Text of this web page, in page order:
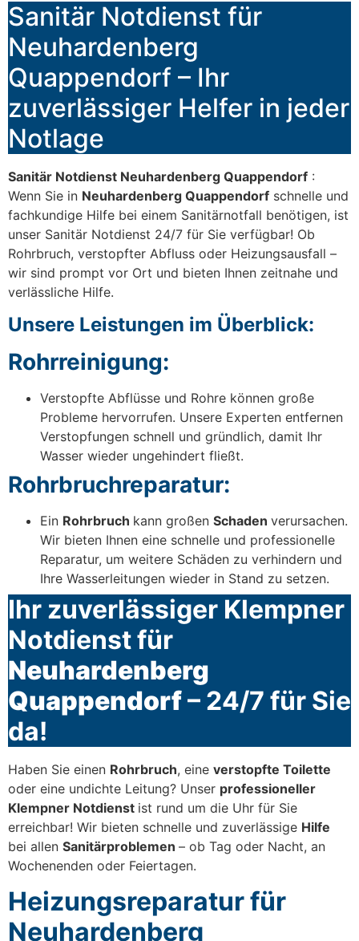
Sanitär Notdienst für
Neuhardenberg
Quappendorf – Ihr
zuverlässiger Helfer in jeder
Notlage
Sanitär Notdienst Neuhardenberg Quappendorf :
Wenn Sie in Neuhardenberg Quappendorf schnelle und
fachkundige Hilfe bei einem Sanitärnotfall benötigen, ist
unser Sanitär Notdienst 24/7 für Sie verfügbar! Ob
Rohrbruch, verstopfter Abfluss oder Heizungsausfall –
wir sind prompt vor Ort und bieten Ihnen zeitnahe und
verlässliche Hilfe.
Unsere Leistungen im Überblick:
Rohrreinigung:
Verstopfte Abflüsse und Rohre können große
Probleme hervorrufen. Unsere Experten entfernen
Verstopfungen schnell und gründlich, damit Ihr
Wasser wieder ungehindert fließt.
Rohrbruchreparatur:
Ein Rohrbruch kann großen Schaden verursachen.
Wir bieten Ihnen eine schnelle und professionelle
Reparatur, um weitere Schäden zu verhindern und
Ihre Wasserleitungen wieder in Stand zu setzen.
Ihr zuverlässiger Klempner
Notdienst für
Neuhardenberg
Quappendorf– 24/7 für Sie
da!
Haben Sie einen Rohrbruch, eine verstopfte Toilette
oder eine undichte Leitung? Unser professioneller
Klempner Notdienst ist rund um die Uhr für Sie
erreichbar! Wir bieten schnelle und zuverlässige Hilfe
bei allen Sanitärproblemen – ob Tag oder Nacht, an
Wochenenden oder Feiertagen.
Heizungsreparatur für
Neuhardenberg